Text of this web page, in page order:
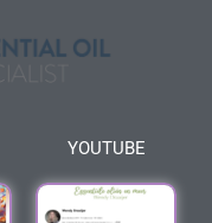
YOUTUBE